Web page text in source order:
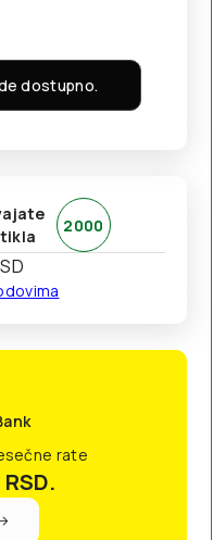
dostupno.
2000
rate
RSD.